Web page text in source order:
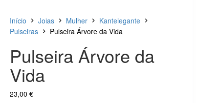
Início Joias Mulher
Kantelegante
Pulseiras
Pulseira Árvore da Vida
Pulseira Árvore da
Vida
23,00 €